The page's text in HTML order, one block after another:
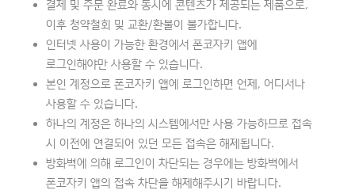
결제 및 주문 완료와 동시에 콘텐츠가 제공되는 제품으로,
이후 청약철회 및 교환/환불이 불가합니다.
인터넷 사용이 가능한 환경에서 폰코자키 앱에
로그인해야만 사용할 수 있습니다.
본인 계정으로 폰코자키 앱에 로그인하면 언제, 어디서나
사용할 수 있습니다.
하나의 계정은 하나의 시스템에서만 사용 가능하므로 접속
시 이전에 연결되어 있던 모든 접속은 해제됩니다.
방화벽에 의해 로그인이 차단되는 경우에는 방화벽에서
폰코자키 앱의 접속 차단을 해제해주시기 바랍니다.